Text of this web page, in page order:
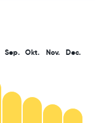
Sep. Okt. Nov. Dec.